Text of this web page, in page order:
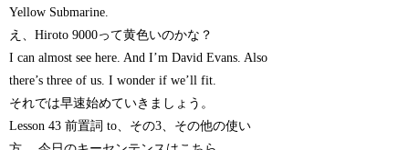
Yellow Submarine.
え、Hiroto 9000って黄色いのかな？
I can almost see here. And I’m David Evans. Also
there’s three of us. I wonder if we’ll fit.
それでは早速始めていきましょう。
Lesson 43 前置詞 to、その3、その他の使い